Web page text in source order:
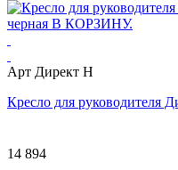
Арт Директ H
Кресло для руководителя
14 894